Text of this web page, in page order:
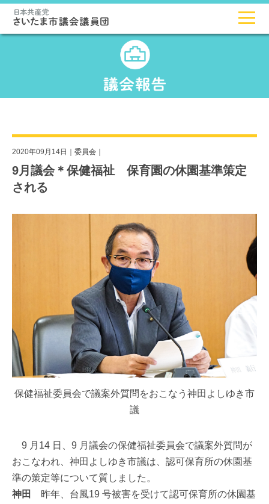
2020年09月14日｜ 委員会
9月議会＊保健福祉 保育園の休園基準策定
される
保健福祉委員会で議案外質問をおこなう神田よしゆき市
議
9 月14 日、9 月議会の保健福祉委員会で議案外質問が
おこなわれ、神田よしゆき市議は、認可保育所の休園基
準の策定等について質しました。
神田
昨年、台風19 号被害を受けて認可保育所の休園基